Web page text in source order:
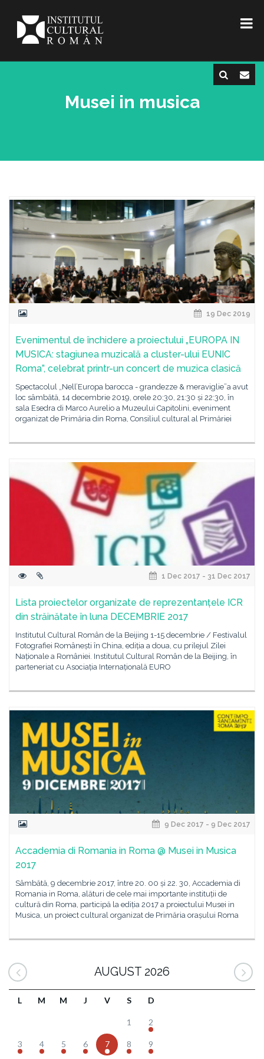
Musei in musica
19 Dec 2019
Evenimentul de închidere a proiectului „EUROPA IN
MUSICA: stagiunea muzicală a cluster-ului EUNIC
Roma”, celebrat printr-un concert de muzica clasică
Spectacolul „Nell’Europa barocca - grandezze & meraviglie”a avut
loc sâmbătă, 14 decembrie 2019, orele 20:30, 21:30 și 22:30, în
sala Esedra di Marco Aurelio a Muzeului Capitolini, eveniment
organizat de Primăria din Roma, Consiliul cultural al Primăriei
1 Dec 2017 - 31 Dec 2017
Lista proiectelor organizate de reprezentanțele ICR
din străinătate în luna DECEMBRIE 2017
Institutul Cultural Român de la Beijing 1-15 decembrie / Festivalul
Fotografiei Românești în China, ediția a doua, cu prilejul Zilei
Naționale a României. Institutul Cultural Român de la Beijing, în
parteneriat cu Asociația Internațională EURO
9 Dec 2017 - 9 Dec 2017
Accademia di Romania in Roma @ Musei in Musica
2017
Sâmbătă, 9 decembrie 2017, între 20. 00 și 22. 30, Accademia di
Romania in Roma, alături de cele mai importante instituții de
cultură din Roma, participă la ediția 2017 a proiectului Musei in
Musica, un proiect cultural organizat de Primăria orașului Roma
AUGUST 2026
L M M J V S D
1 2
3 4 5 6 7 8 9